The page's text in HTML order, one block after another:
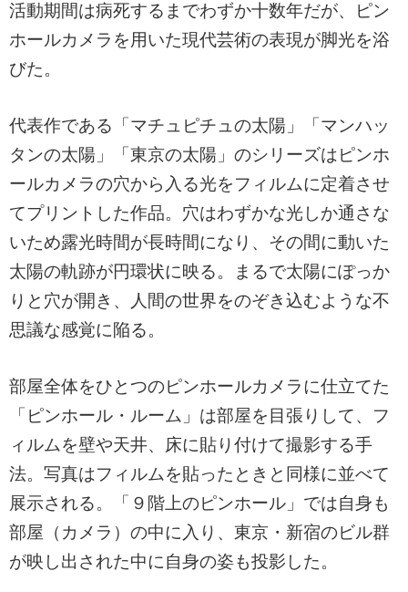
活動期間は病死するまでわずか十数年だが、ピン
ホールカメラを用いた現代芸術の表現が脚光を浴
びた。
代表作である「マチュピチュの太陽」「マンハッ
タンの太陽」「東京の太陽」のシリーズはピンホ
ールカメラの穴から入る光をフィルムに定着させ
てプリントした作品。穴はわずかな光しか通さな
いため露光時間が長時間になり、その間に動いた
太陽の軌跡が円環状に映る。まるで太陽にぽっか
りと穴が開き、人間の世界をのぞき込むような不
思議な感覚に陥る。
部屋全体をひとつのピンホールカメラに仕立てた
「ピンホール・ルーム」は部屋を目張りして、フ
ィルムを壁や天井、床に貼り付けて撮影する手
法。写真はフィルムを貼ったときと同様に並べて
展示される。「９階上のピンホール」では自身も
部屋（カメラ）の中に入り、東京・新宿のビル群
が映し出された中に自身の姿も投影した。